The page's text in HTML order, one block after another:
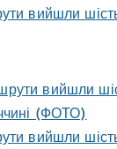
вийшли
вийшли